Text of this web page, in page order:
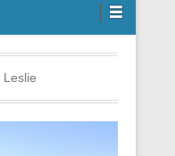
Leslie